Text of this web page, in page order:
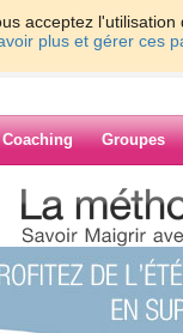
acceptez
plus et gérer ces
Coaching Groupes
>
> gla gla gla
vini85